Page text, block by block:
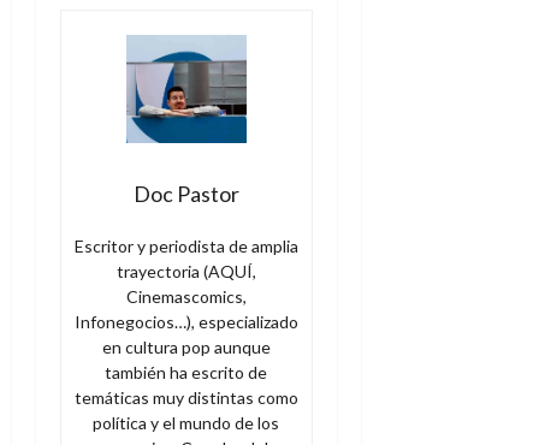
Doc Pastor
Escritor y periodista de amplia
trayectoria (AQUÍ,
Cinemascomics,
Infonegocios…), especializado
en cultura pop aunque
también ha escrito de
temáticas muy distintas como
política y el mundo de los